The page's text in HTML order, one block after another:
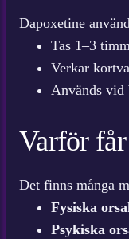
Dapoxetine
Tas 1–3
Verkar
Används vid
Varför
Det finns många
Fysiska
Psykiska